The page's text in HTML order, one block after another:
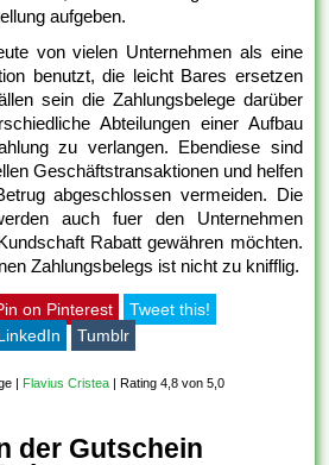
aufgeben.
von vielen Unternehmen als eine
benutzt, die leicht Bares ersetzen
sein die Zahlungsbelege darüber
Abteilungen einer Aufbau
zu verlangen. Ebendiese sind
Geschäftstransaktionen und helfen
abgeschlossen vermeiden. Die
auch fuer den Unternehmen
Rabatt gewähren möchten.
Zahlungsbelegs ist nicht zu knifflig.
on Pinterest
Tweet this!
Tumblr
| Flavius Cristea |Rating 4,8 von 5,0
der Gutschein